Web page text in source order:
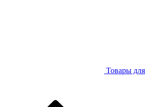
Товары для